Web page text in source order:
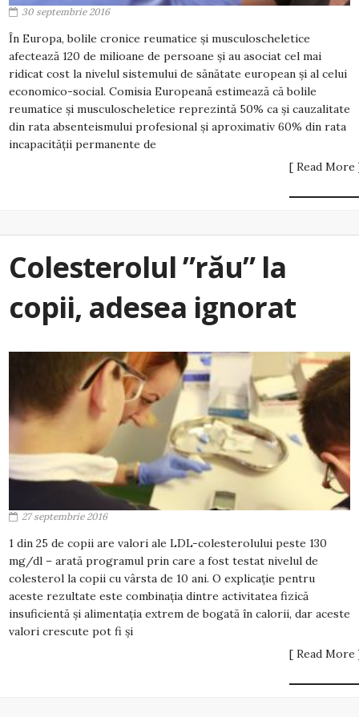
30 septembrie 2016
În Europa, bolile cronice reumatice şi musculoscheletice
afectează 120 de milioane de persoane şi au asociat cel mai
ridicat cost la nivelul sistemului de sănătate european şi al celui
economico-social. Comisia Europeană estimează că bolile
reumatice şi musculoscheletice reprezintă 50% ca şi cauzalitate
din rata absenteismului profesional şi aproximativ 60% din rata
incapacităţii permanente de
[ Read More
Colesterolul ”rău” la
copii, adesea ignorat
27 septembrie 2016
1 din 25 de copii are valori ale LDL-colesterolului peste 130
mg/dl – arată programul prin care a fost testat nivelul de
colesterol la copii cu vârsta de 10 ani. O explicație pentru
aceste rezultate este combinația dintre activitatea fizică
insuficientă și alimentația extrem de bogată în calorii, dar aceste
valori crescute pot fi și
[ Read More